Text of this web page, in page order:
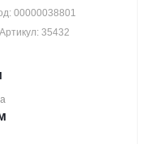
00000038801
Артикул: 35432